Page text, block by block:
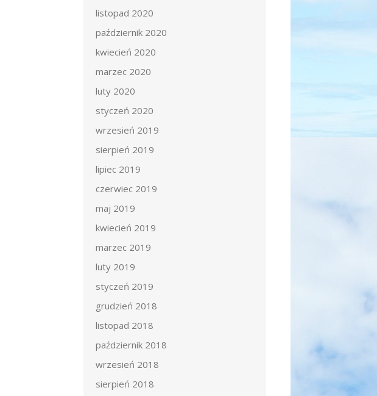
listopad 2020
październik 2020
kwiecień 2020
marzec 2020
luty 2020
styczeń 2020
wrzesień 2019
sierpień 2019
lipiec 2019
czerwiec 2019
maj 2019
kwiecień 2019
marzec 2019
luty 2019
styczeń 2019
grudzień 2018
listopad 2018
październik 2018
wrzesień 2018
sierpień 2018